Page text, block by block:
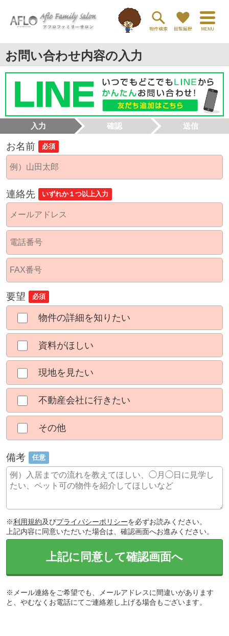
お問い合わせ内容の入力
入力 確認 送信
お名前 必須
連絡先 いずれか１つ以上入力
要望 必須
物件の詳細を知りたい
資料がほしい
現地を見たい
不動産会社に行きたい
その他
備考 任意
※利用規約及びプライバシーポリシーを必ずお読みください。
上記内容に同意いただいた場合は、確認画面へお進みください。
上記に同意して確認画面へ
※メール連絡をご希望でも、メールアドレスに間違いがあります
と、やむなくお電話にてご連絡差し上げる場合もございます。